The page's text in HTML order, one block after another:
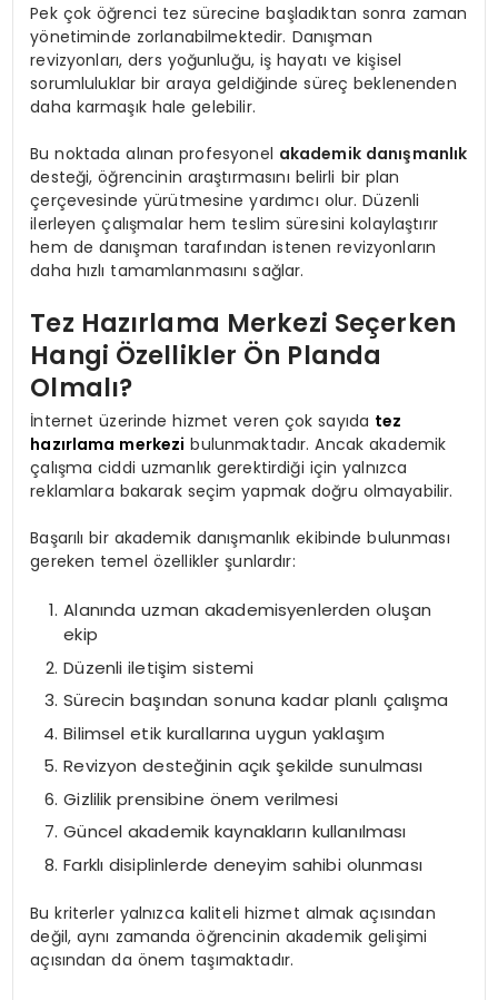
Pek çok öğrenci tez sürecine başladıktan sonra zaman
yönetiminde zorlanabilmektedir. Danışman
revizyonları, ders yoğunluğu, iş hayatı ve kişisel
sorumluluklar bir araya geldiğinde süreç beklenenden
daha karmaşık hale gelebilir.
Bu noktada alınan profesyonel akademik danışmanlık
desteği, öğrencinin araştırmasını belirli bir plan
çerçevesinde yürütmesine yardımcı olur. Düzenli
ilerleyen çalışmalar hem teslim süresini kolaylaştırır
hem de danışman tarafından istenen revizyonların
daha hızlı tamamlanmasını sağlar.
Tez Hazırlama Merkezi Seçerken
Hangi Özellikler Ön Planda
Olmalı?
İnternet üzerinde hizmet veren çok sayıda tez
hazırlama merkezi bulunmaktadır. Ancak akademik
çalışma ciddi uzmanlık gerektirdiği için yalnızca
reklamlara bakarak seçim yapmak doğru olmayabilir.
Başarılı bir akademik danışmanlık ekibinde bulunması
gereken temel özellikler şunlardır:
Alanında uzman akademisyenlerden oluşan
ekip
Düzenli iletişim sistemi
Sürecin başından sonuna kadar planlı çalışma
Bilimsel etik kurallarına uygun yaklaşım
Revizyon desteğinin açık şekilde sunulması
Gizlilik prensibine önem verilmesi
Güncel akademik kaynakların kullanılması
Farklı disiplinlerde deneyim sahibi olunması
Bu kriterler yalnızca kaliteli hizmet almak açısından
değil, aynı zamanda öğrencinin akademik gelişimi
açısından da önem taşımaktadır.